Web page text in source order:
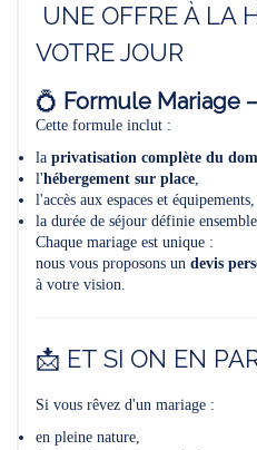
UNE OFFRE À LA
VOTRE JOUR
💍 Formule Mariage –
Cette formule inclut :
la privatisation complète du
l'hébergement sur place,
l'accès aux espaces et équipements,
la durée de séjour définie
Chaque mariage est unique :
nous vous proposons un devis
à votre vision.
📩 ET SI ON EN
Si vous rêvez d'un mariage :
en pleine nature,